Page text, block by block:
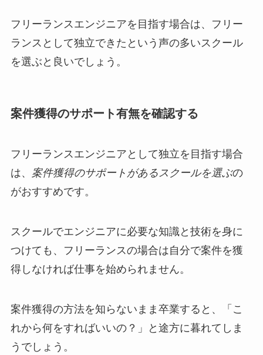
フリーランスエンジニアを目指す場合は、フリー
ランスとして独立できたという声の多いスクール
を選ぶと良いでしょう。
案件獲得のサポート有無を確認する
フリーランスエンジニアとして独立を目指す場合
は、 案件獲得のサポートがあるスクールを選ぶの
がおすすめです。
スクールでエンジニアに必要な知識と技術を身に
つけても、フリーランスの場合は自分で案件を獲
得しなければ仕事を始められません。
案件獲得の方法を知らないまま卒業すると、「こ
れから何をすればいいの？」と途方に暮れてしま
うでしょう。